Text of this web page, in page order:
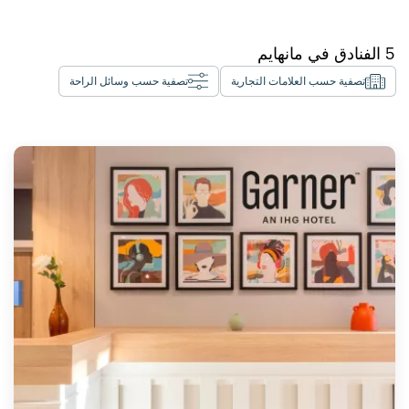
5 الفنادق في مانهايم
تصفية حسب العلامات التجارية تصفية حسب وسائل الراحة